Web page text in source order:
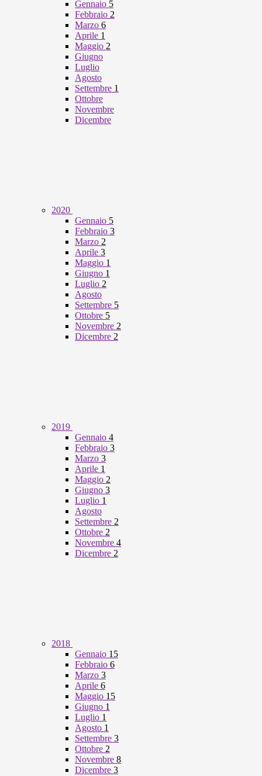
Gennaio 5
Febbraio 2
Marzo 6
Aprile 1
Maggio 2
Giugno
Luglio
Agosto
Settembre 1
Ottobre
Novembre
Dicembre
2020
Gennaio 5
Febbraio 3
Marzo 2
Aprile 3
Maggio 1
Giugno 1
Luglio 2
Agosto
Settembre 5
Ottobre 5
Novembre 2
Dicembre 2
2019
Gennaio 4
Febbraio 3
Marzo 3
Aprile 1
Maggio 2
Giugno 3
Luglio 1
Agosto
Settembre 2
Ottobre 2
Novembre 4
Dicembre 2
2018
Gennaio 15
Febbraio 6
Marzo 3
Aprile 6
Maggio 15
Giugno 1
Luglio 1
Agosto 1
Settembre 3
Ottobre 2
Novembre 8
Dicembre 3